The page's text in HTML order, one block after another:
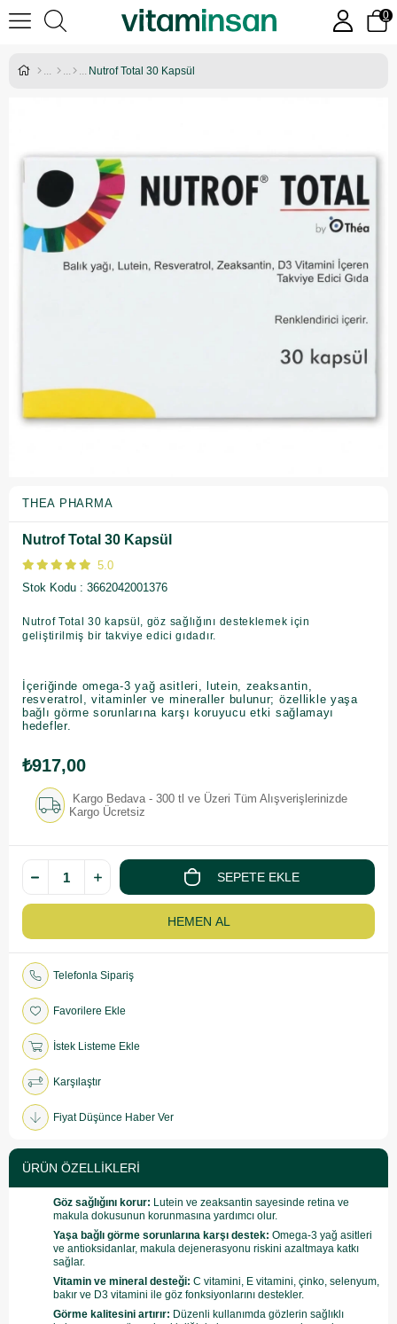
0
Nutrof Total 30 Kapsül
THEA PHARMA
Nutrof Total 30 Kapsül
5.0
Stok Kodu
3662042001376
Nutrof Total 30 kapsül, göz sağlığını desteklemek için
geliştirilmiş bir takviye edici gıdadır.
İçeriğinde omega-3 yağ asitleri, lutein, zeaksantin,
resveratrol, vitaminler ve mineraller bulunur; özellikle yaşa
bağlı görme sorunlarına karşı koruyucu etki sağlamayı
hedefler.
₺917,00
Kargo Bedava - 300 tl ve Üzeri Tüm Alışverişlerinizde
Kargo Ücretsiz
Telefonla Sipariş
Favorilere Ekle
İstek Listeme Ekle
Karşılaştır
Fiyat Düşünce Haber Ver
ÜRÜN ÖZELLIKLERI
Göz sağlığını korur: Lutein ve zeaksantin sayesinde retina ve
makula dokusunun korunmasına yardımcı olur.
Yaşa bağlı görme sorunlarına karşı destek: Omega-3 yağ asitleri
ve antioksidanlar, makula dejenerasyonu riskini azaltmaya katkı
sağlar.
Vitamin ve mineral desteği: C vitamini, E vitamini, çinko, selenyum,
bakır ve D3 vitamini ile göz fonksiyonlarını destekler.
Görme kalitesini artırır: Düzenli kullanımda gözlerin sağlıklı